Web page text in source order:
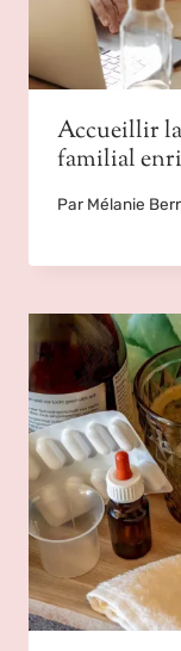
Accueillir la
familial
Par Mélanie